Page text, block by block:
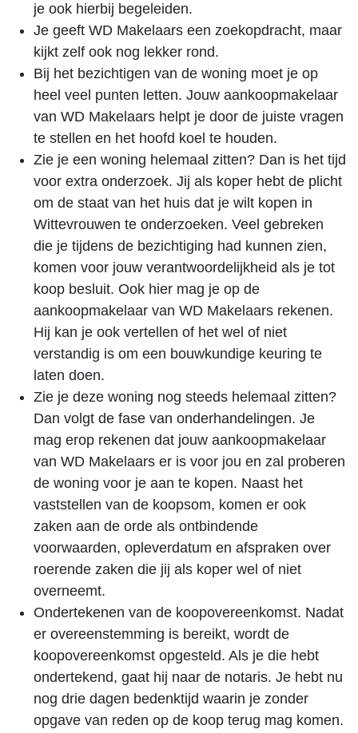
je ook hierbij begeleiden.
Je geeft WD Makelaars een zoekopdracht, maar
kijkt zelf ook nog lekker rond.
Bij het bezichtigen van de woning moet je op
heel veel punten letten. Jouw aankoopmakelaar
van WD Makelaars helpt je door de juiste vragen
te stellen en het hoofd koel te houden.
Zie je een woning helemaal zitten? Dan is het tijd
voor extra onderzoek. Jij als koper hebt de plicht
om de staat van het huis dat je wilt kopen in
Wittevrouwen te onderzoeken. Veel gebreken
die je tijdens de bezichtiging had kunnen zien,
komen voor jouw verantwoordelijkheid als je tot
koop besluit. Ook hier mag je op de
aankoopmakelaar van WD Makelaars rekenen.
Hij kan je ook vertellen of het wel of niet
verstandig is om een bouwkundige keuring te
laten doen.
Zie je deze woning nog steeds helemaal zitten?
Dan volgt de fase van onderhandelingen. Je
mag erop rekenen dat jouw aankoopmakelaar
van WD Makelaars er is voor jou en zal proberen
de woning voor je aan te kopen. Naast het
vaststellen van de koopsom, komen er ook
zaken aan de orde als ontbindende
voorwaarden, opleverdatum en afspraken over
roerende zaken die jij als koper wel of niet
overneemt.
Ondertekenen van de koopovereenkomst. Nadat
er overeenstemming is bereikt, wordt de
koopovereenkomst opgesteld. Als je die hebt
ondertekend, gaat hij naar de notaris. Je hebt nu
nog drie dagen bedenktijd waarin je zonder
opgave van reden op de koop terug mag komen.